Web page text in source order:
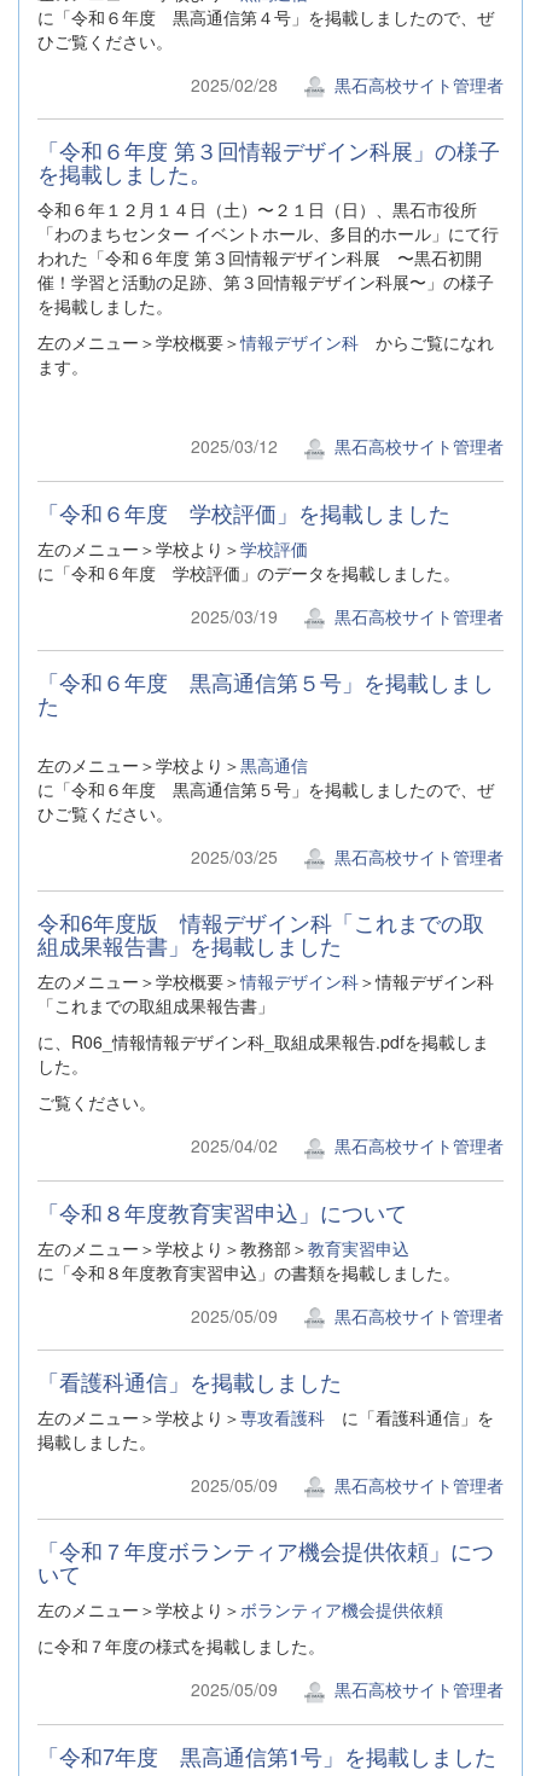
に「令和６年度 黒高通信第４号」を掲載しましたので、ぜ
ひご覧ください。
2025/02/28
黒石高校サイト管理者
「令和６年度 第３回情報デザイン科展」の様子
を掲載しました。
令和６年１２月１４日（土）〜２１日（日）、黒石市役所
「わのまちセンター イベントホール、多目的ホール」にて行
われた「令和６年度 第３回情報デザイン科展 〜黒石初開
催！学習と活動の足跡、第３回情報デザイン科展〜」の様子
を掲載しました。
左のメニュー＞学校概要＞情報デザイン科 からご覧になれ
ます。
2025/03/12 黒石高校サイト管理者
「令和６年度 学校評価」を掲載しました
左のメニュー＞学校より＞学校評価
に「令和６年度 学校評価」のデータを掲載しました。
2025/03/19
黒石高校サイト管理者
「令和６年度 黒高通信第５号」を掲載しまし
た
左のメニュー＞学校より＞黒高通信
に「令和６年度 黒高通信第５号」を掲載しましたので、ぜ
ひご覧ください。
2025/03/25
黒石高校サイト管理者
令和6年度版 情報デザイン科「これまでの取
組成果報告書」を掲載しました
左のメニュー＞学校概要＞情報デザイン科＞情報デザイン科
「これまでの取組成果報告書」
に、R06_情報情報デザイン科_取組成果報告.pdfを掲載しま
した。
ご覧ください。
2025/04/02
黒石高校サイト管理者
「令和８年度教育実習申込」について
左のメニュー＞学校より＞教務部＞教育実習申込
に「令和８年度教育実習申込」の書類を掲載しました。
2025/05/09
黒石高校サイト管理者
「看護科通信」を掲載しました
左のメニュー＞学校より＞専攻看護科 に「看護科通信」を
掲載しました。
2025/05/09
黒石高校サイト管理者
「令和７年度ボランティア機会提供依頼」につ
いて
左のメニュー＞学校より＞ボランティア機会提供依頼
に令和７年度の様式を掲載しました。
2025/05/09
黒石高校サイト管理者
「令和7年度 黒高通信第1号」を掲載しました